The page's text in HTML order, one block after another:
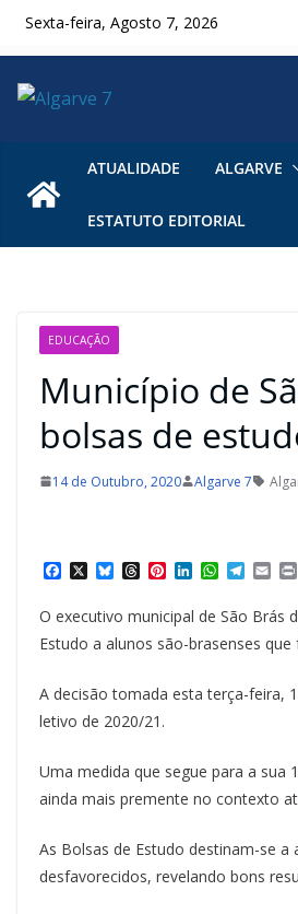
SkipSexta-feira, Agosto 7, 2026
ATUALIDADE ALGARVE
ESTATUTO EDITORIAL
EDUCAÇÃO
Município de
bolsas de
14 de Outubro, 2020 Algarve 7
a
e
b
o
k
X B
e
s
k
T
h
e
a
d
P
n
t
e
r
s
L
n
k
e
d
n
W
h
a
t
s
A
p
T
e
e
g
r
m
E
m
a
i
l
O executivo municipal de São Brás
Estudo a alunos são-brasenses
A decisão tomada esta terça-feira,
letivo de 2020/21.
Uma medida que segue para a sua
ainda mais premente no contexto
As Bolsas de Estudo destinam-se
desfavorecidos, revelando bons